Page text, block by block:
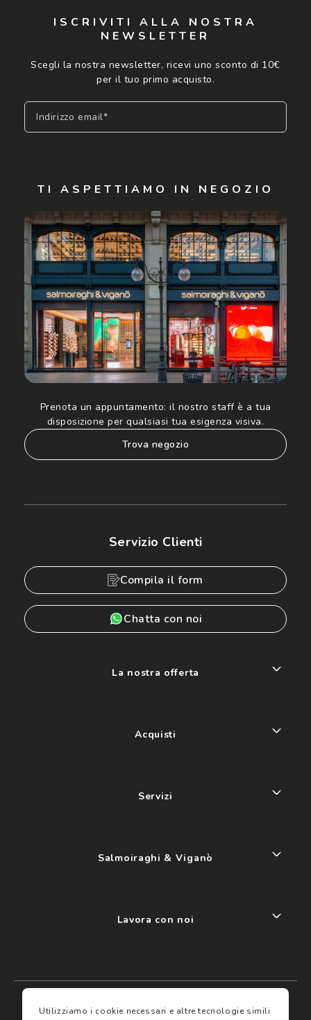
I miei preferiti
ISCRIVITI ALLA NOSTRA
NEWSLETTER
Scegli la nostra newsletter, ricevi uno sconto di 10€
per il tuo primo acquisto.
Indirizzo email*
Cliccando su "Iscriviti", confermo di avere più di 16 anni e
acconsento all'utilizzo dei miei Dati Personali da parte di
Luxottica Group S.p.A. per l'invio di offerte speciali, novità
ed altre comunicazioni di carattere pubblicitario (consultare
Informativa sulla privacyper ulteriori informazioni).
TI ASPETTIAMO IN NEGOZIO
Prenota un appuntamento: il nostro staff è a tua
disposizione per qualsiasi tua esigenza visiva.
trova negozio
Servizio Clienti
Compila il form
Chatta con noi
La nostra offerta
Acquisti
Servizi
Salmoiraghi & Viganò
Lavora con noi
Utilizziamo i cookie necessari e altre tecnologie simili